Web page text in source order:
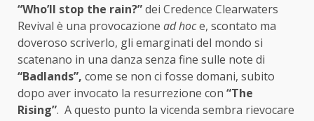
“Who’ll stop the rain?”dei Credence Clearwaters
Revival è una provocazione ad hoce, scontato ma
doveroso scriverlo, gli emarginati del mondo si
scatenano in una danza senza fine sulle note di
“Badlands”, come se non ci fosse domani, subito
dopo aver invocato la resurrezione con “The
Rising”. A questo punto la vicenda sembra rievocare